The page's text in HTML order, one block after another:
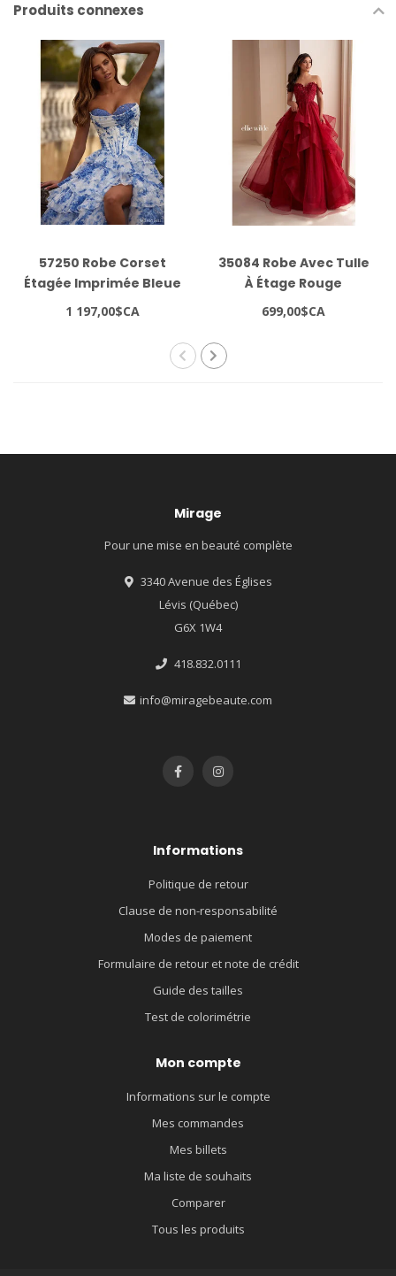
Produits connexes
57250 Robe Corset
Étagée Imprimée Bleue
1 197,00$CA
35084 Robe Avec Tulle
À Étage Rouge
699,00$CA
Mirage
Pour une mise en beauté complète
3340 Avenue des Églises
Lévis (Québec)
G6X 1W4
418.832.0111
info@miragebeaute.com
Informations
Politique de retour
Clause de non-responsabilité
Modes de paiement
Formulaire de retour et note de crédit
Guide des tailles
Test de colorimétrie
Mon compte
Informations sur le compte
Mes commandes
Mes billets
Ma liste de souhaits
Comparer
Tous les produits